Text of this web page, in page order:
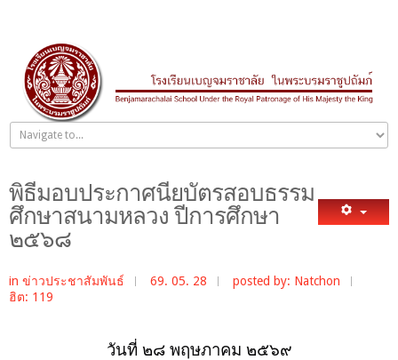
พิธีมอบประกาศนียบัตรสอบธรรม
ศึกษาสนามหลวง ปีการศึกษา
๒๕๖๘
in ข่าวประชาสัมพันธ์ 69. 05. 28
posted by: Natchon
ฮิต: 119
วันที่ ๒๘ พฤษภาคม ๒๕๖๙